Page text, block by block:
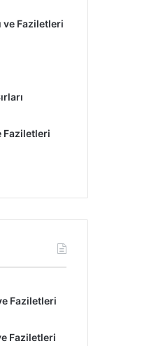
ve Faziletleri
Faziletleri
Faziletleri
Faziletleri